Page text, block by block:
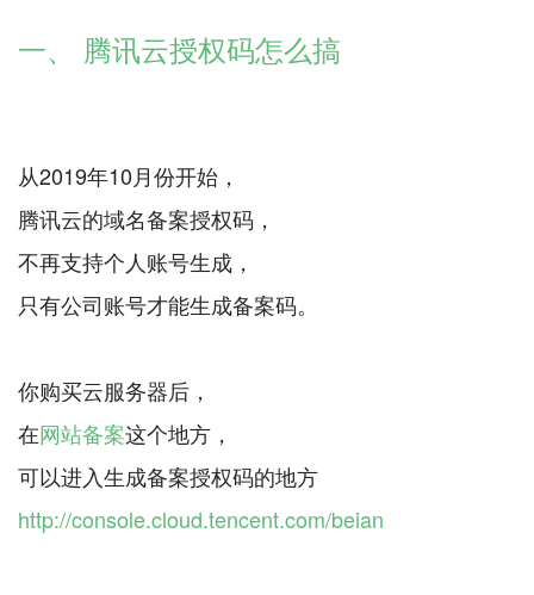
一、 腾讯云授权码怎么搞
从2019年10月份开始，
腾讯云的域名备案授权码，
不再支持个人账号生成，
只有公司账号才能生成备案码。
你购买云服务器后，
在网站备案这个地方，
http://console.cloud.tencent.com/beian